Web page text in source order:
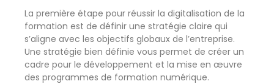
La première étape pour réussir la digitalisation de la
formation est de définir une stratégie claire qui
s’aligne avec les objectifs globaux de l’entreprise.
Une stratégie bien définie vous permet de créer un
cadre pour le développement et la mise en œuvre
des programmes de formation numérique.